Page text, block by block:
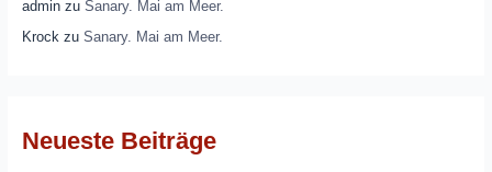
adminzu Sanary. Mai am Meer.
Krockzu Sanary. Mai am Meer.
Neueste Beiträge